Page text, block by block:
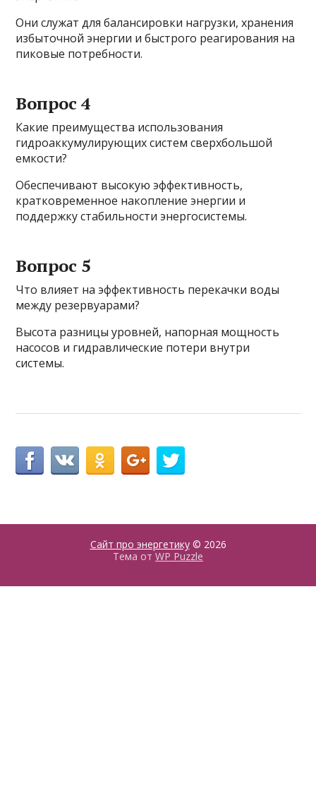
Они служат для балансировки нагрузки, хранения
избыточной энергии и быстрого реагирования на
пиковые потребности.
Вопрос 4
Какие преимущества использования
гидроаккумулирующих систем сверхбольшой
емкости?
Обеспечивают высокую эффективность,
кратковременное накопление энергии и
поддержку стабильности энергосистемы.
Вопрос 5
Что влияет на эффективность перекачки воды
между резервуарами?
Высота разницы уровней, напорная мощность
насосов и гидравлические потери внутри
системы.
Сайт про энергетику© 2026
Тема от WP Puzzle